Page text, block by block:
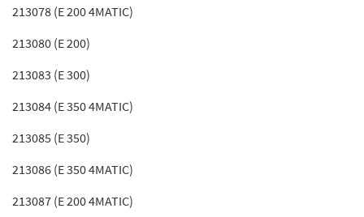
213078 (E 200 4MATIC)
213080 (E 200)
213083 (E 300)
213084 (E 350 4MATIC)
213085 (E 350)
213086 (E 350 4MATIC)
213087 (E 200 4MATIC)